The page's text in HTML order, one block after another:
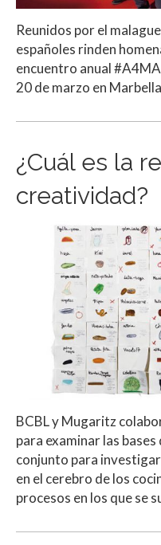
Reunidos por el
españoles rinden
encuentro anual
20 de marzo en
¿Cuál es la
creatividad?
BCBL y Mugaritz
para examinar las
conjunto para
en el cerebro de los
procesos en los que se